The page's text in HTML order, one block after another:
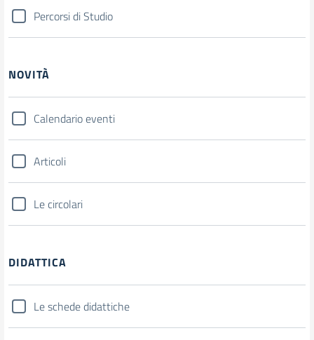
Percorsi di Studio
NOVITÀ
Calendario eventi
Articoli
Le circolari
DIDATTICA
Le schede didattiche